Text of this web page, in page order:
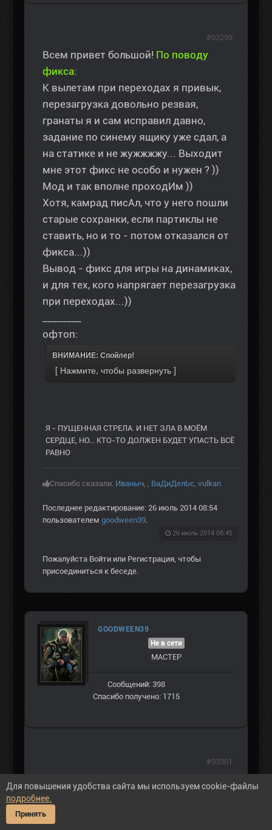
Всем привет большой! По поводу
фикса:
К вылетам при переходах я привык,
перезагрузка довольно резвая,
гранаты я и сам исправил давно,
задание по синему ящику уже сдал, а
на статике и не жужжжжу... Выходит
мне этот фикс не особо и нужен ? ))
Мод и так вполне проходИм ))
Хотя, камрад писАл, что у него пошли
старые сохранки, если партиклы не
ставить, но и то - потом отказался от
фикса...))
Вывод - фикс для игры на динамиках,
и для тех, кого напрягает перезагрузка
при переходах...))
офтоп:
ВНИМАНИЕ: Спойлер!
Я - ПУЩЕННАЯ СТРЕЛА. И НЕТ ЗЛА В МОЁМ
СЕРДЦЕ, НО... КТО-ТО ДОЛЖЕН БУДЕТ УПАСТЬ ВСЁ
РАВНО
Спасибо сказали: Иваныч ВаДиДелЬс vulkan
Последнее редактирование: 26 июль 2014 08:54
пользователем goodween39
26 июль 2014 08:45
#93299
Пожалуйста Войти или Регистрация , чтобы
присоединиться к беседе.
GOODWEEN39
Не в сети
МАСТЕР
Сообщений: 398
Спасибо получено: 1715
стандартных тайников в Баре лежит
снайперка и патрончиков чучудь...))
#93301
Для повышения удобства сайта мы используем cookie-файлы
подробнее.
Принять